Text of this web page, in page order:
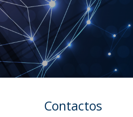
Contactos